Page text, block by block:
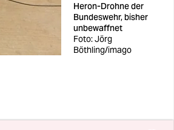
Heron-Drohne der
Bundeswehr, bisher
unbewaffnet
Foto: Jörg
Böthling/imago